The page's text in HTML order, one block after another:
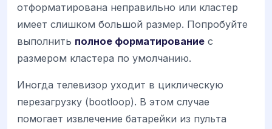
отформатирована неправильно или кластер
имеет слишком большой размер. Попробуйте
выполнить полное форматирование с
размером кластера по умолчанию.
Иногда телевизор уходит в циклическую
перезагрузку (bootloop). В этом случае
помогает извлечение батарейки из пульта